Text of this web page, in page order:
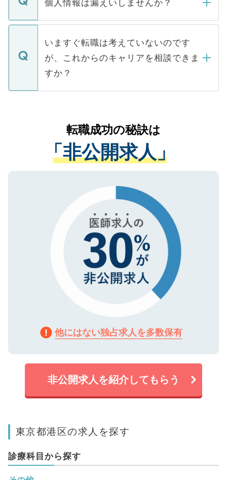
■応募殺到を避けるため 人気のある医療機
関を公にしてしまうと、応募が殺到する場
に、医療機関が求める条件に合った人材の
みを人材紹介会社に依頼するケースが増え
ています。
定を承諾する必要はありません。内定先へ
の辞退の連絡はキャリアパートナーが行い
ますので、ご安心ください。
個人情報は漏えいしませんか？
個人情報が漏えいすることはありませんの
で、ご安心ください。当サイトからの登録
などで収集したご登録者様の個人情報は、
ご本人のキャリアアップおよび転職活動の
支援を目的に使用いたします。お預かりし
ているすべての個人データはご本人の許可
は、個人情報の取り扱いについての厳密な
管理基準を満たした事業者のみに付与され
る、プライバシーマークを取得済みです。
ご登録いただいた個人情報は、SSL（デー
で、機密保持に関してもご安心ください。
いますぐ転職は考えていないのです
が、これからのキャリアを相談できま
すか？
かがいして、現在の医療機関の状況や紹介
経験をまじえながら、適切なアドバイスを
させていただきます。すぐにご転職をされ
ない方には、長期的なサポートが可能です
ので、まずはご登録ください。
転職成功の秘訣は
「非公開求人」
他にはない独占求人を多数保有
非公開求人を紹介してもらう
東京都港区の求人を探す
診療科目から探す